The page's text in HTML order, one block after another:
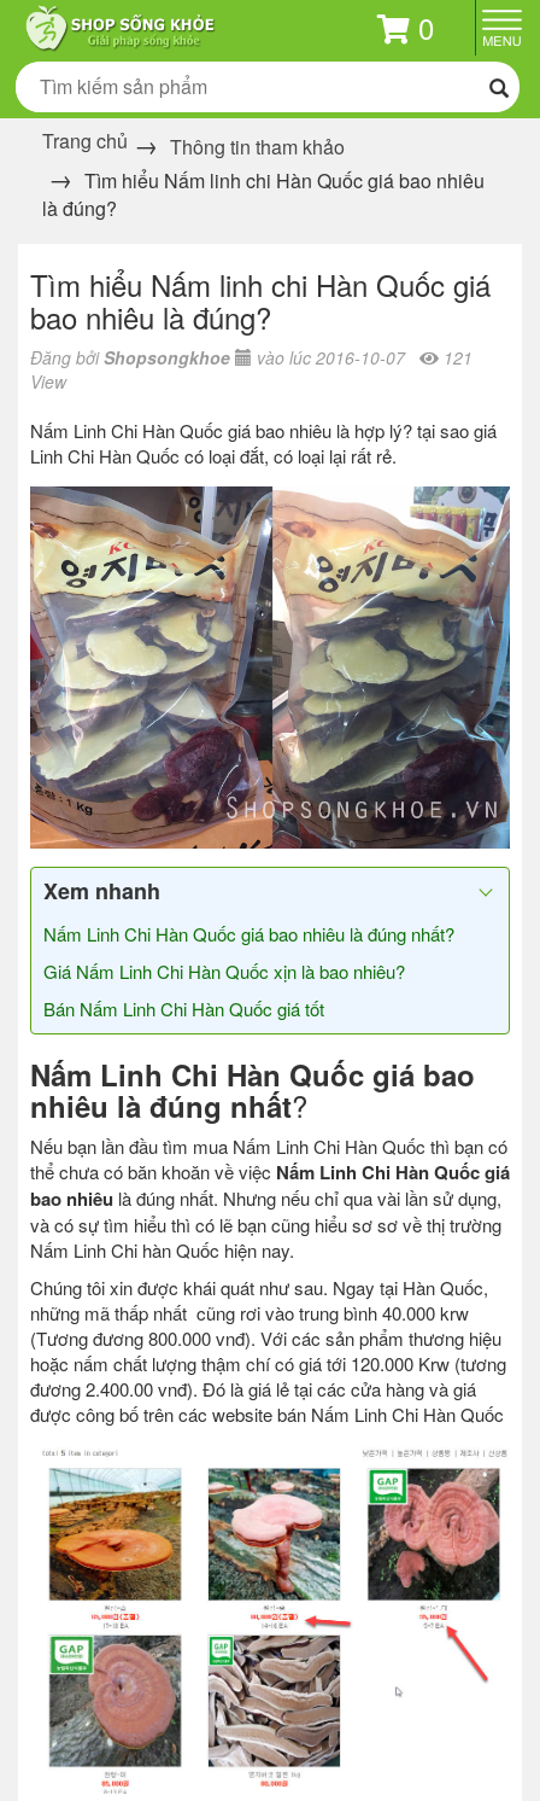
0
Trang chủ
Thông tin tham khảo
Tìm hiểu Nấm linh chi Hàn Quốc giá bao nhiêu
là đúng?
Tìm hiểu Nấm linh chi Hàn Quốc giá
bao nhiêu là đúng?
Đăng bởiShopsongkhoe vào lúc 2016-10-07
121
View
Nấm Linh Chi Hàn Quốc giá bao nhiêu là hợp lý? tại sao giá
Linh Chi Hàn Quốc có loại đắt, có loại lại rất rẻ.
Xem nhanh
Nấm Linh Chi Hàn Quốc giá bao nhiêu là đúng nhất?
Giá Nấm Linh Chi Hàn Quốc xịn là bao nhiêu?
Bán Nấm Linh Chi Hàn Quốc giá tốt
Nấm Linh Chi Hàn Quốc giá bao
nhiêu là đúng nhất?
Nếu bạn lần đầu tìm mua Nấm Linh Chi Hàn Quốc thì bạn có
thể chưa có băn khoăn về việc Nấm Linh Chi Hàn Quốc giá
bao nhiêu là đúng nhất. Nhưng nếu chỉ qua vài lần sử dụng,
và có sự tìm hiểu thì có lẽ bạn cũng hiểu sơ sơ về thị trường
Nấm Linh Chi hàn Quốc hiện nay.
Chúng tôi xin được khái quát như sau. Ngay tại Hàn Quốc,
những mã thấp nhất cũng rơi vào trung bình 40.000 krw
(Tương đương 800.000 vnđ). Với các sản phẩm thương hiệu
hoặc nấm chất lượng thậm chí có giá tới 120.000 Krw (tương
đương 2.400.00 vnđ). Đó là giá lẻ tại các cửa hàng và giá
được công bố trên các website bán Nấm Linh Chi Hàn Quốc